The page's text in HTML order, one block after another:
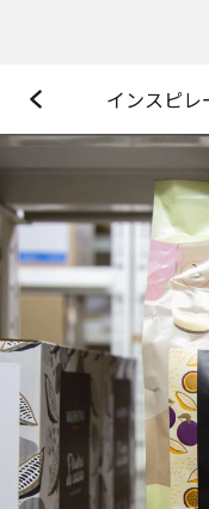
インスピ